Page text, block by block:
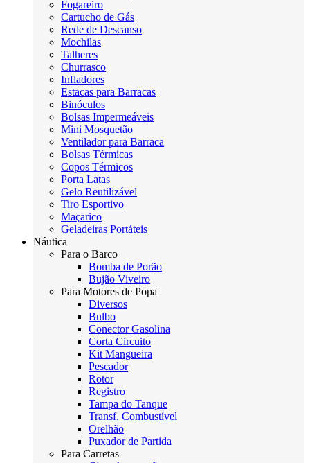
Fogareiro
Cartucho de Gás
Rede de Descanso
Mochilas
Talheres
Churrasco
Infladores
Estacas para Barracas
Binóculos
Bolsas Impermeáveis
Mini Mosquetão
Ventilador para Barraca
Bolsas Térmicas
Copos Térmicos
Porta Latas
Gelo Reutilizável
Tiro Esportivo
Maçarico
Geladeiras Portáteis
Náutica
Para o Barco
Bomba de Porão
Bujão Viveiro
Para Motores de Popa
Diversos
Bulbo
Conector Gasolina
Corta Circuito
Kit Mangueira
Pescador
Rotor
Registro
Tampa do Tanque
Transf. Combustível
Orelhão
Puxador de Partida
Para Carretas